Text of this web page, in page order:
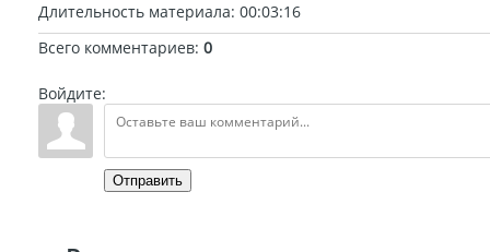
Длительность материала: 00:03:16
Всего комментариев: 0
Войдите:
Отправить